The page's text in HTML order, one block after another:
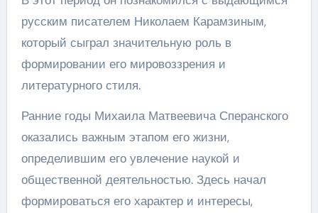
русским писателем Николаем Карамзиным,
который сыграл значительную роль в
формировании его мировоззрения и
литературного стиля.
Ранние годы Михаила Матвеевича Сперанского
оказались важным этапом его жизни,
определившим его увлечение наукой и
общественной деятельностью. Здесь начал
формироваться его характер и интересы,